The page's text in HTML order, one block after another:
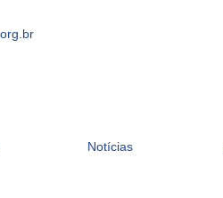
Notícias